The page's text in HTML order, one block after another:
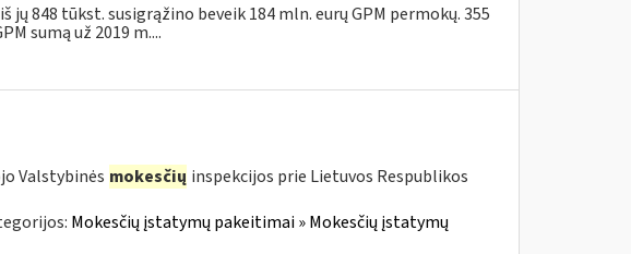
848 tūkst. susigrąžino beveik 184 mln. eurų GPM permokų. 355
sumą už 2019 m....
Valstybinės mokesčių inspekcijos prie Lietuvos Respublikos
Mokesčių įstatymų pakeitimai » Mokesčių įstatymų